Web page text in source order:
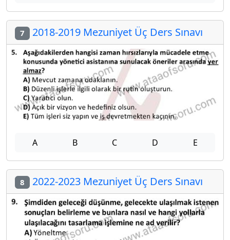
7 2018-2019 Mezuniyet Üç Ders Sınavı
A B C D E
8 2022-2023 Mezuniyet Üç Ders Sınavı